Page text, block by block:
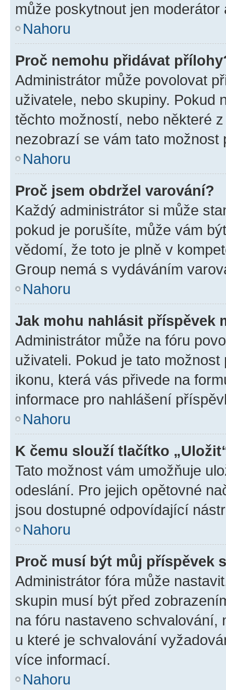
může poskytnout jen
Nahoru
Proč nemohu přidávat
Administrátor může povolovat
uživatele, nebo skupiny. Pokud
těchto možností, nebo některé
nezobrazí se vám tato
Nahoru
Proč jsem obdržel varování?
Každý administrátor si může
pokud je porušíte, může vám
vědomí, že toto je plně v
Group nemá s vydáváním
Nahoru
Jak mohu nahlásit příspěvek
Administrátor může na fóru
uživateli. Pokud je tato
ikonu, která vás přivede na
informace pro nahlášení
Nahoru
K čemu slouží tlačítko
Tato možnost vám umožňuje
odeslání. Pro jejich opětovné
jsou dostupné odpovídající
Nahoru
Proč musí být můj příspěvek
Administrátor fóra může
skupin musí být před
na fóru nastaveno schvalování,
u které je schvalování
více informací.
Nahoru